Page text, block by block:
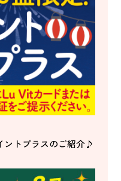
ントプラスのご紹介♪